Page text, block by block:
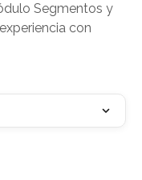
Segmentos y
con